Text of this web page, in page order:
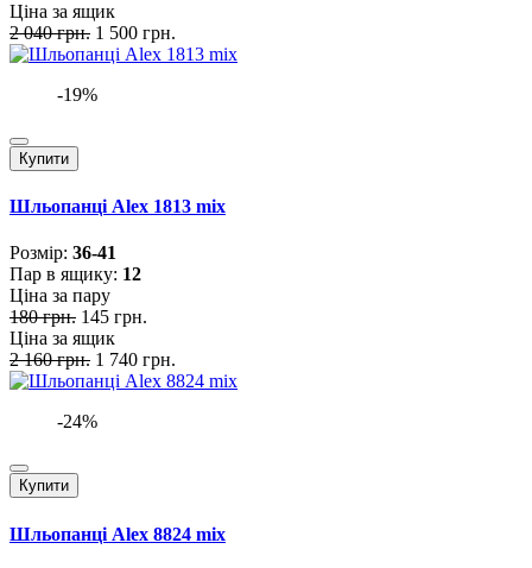
Ціна за ящик
2 040 грн. 1 500 грн.
-19%
Купити
Шльопанці Alex 1813 mix
Розмiр: 36-41
Пар в ящику: 12
Ціна за пару
180 грн. 145 грн.
Ціна за ящик
2 160 грн. 1 740 грн.
-24%
Купити
Шльопанці Alex 8824 mix